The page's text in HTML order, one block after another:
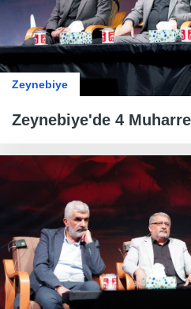
Zeynebiye
Zeynebiye'de 4